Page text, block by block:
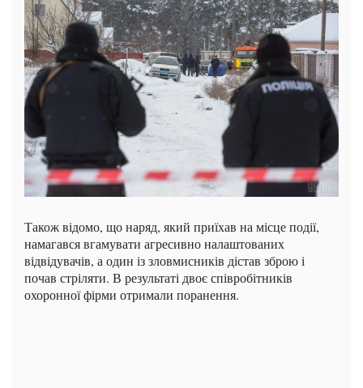
Також відомо, що наряд, який приїхав на місце події,
намагався вгамувати агресивно налаштованих
відвідувачів, а один із зловмисників дістав зброю і
почав стріляти. В результаті двоє співробітників
охоронної фірми отримали поранення.